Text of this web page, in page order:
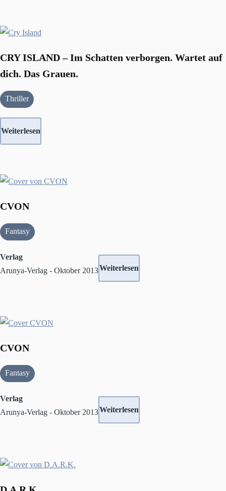
CRY ISLAND – Im Schatten verborgen. Wartet auf
dich. Das Grauen.
Thriller
Weiterlesen
CVON
Fantasy
Verlag
Arunya-Verlag - Oktober 2013Weiterlesen
CVON
Fantasy
Verlag
Arunya-Verlag - Oktober 2013Weiterlesen